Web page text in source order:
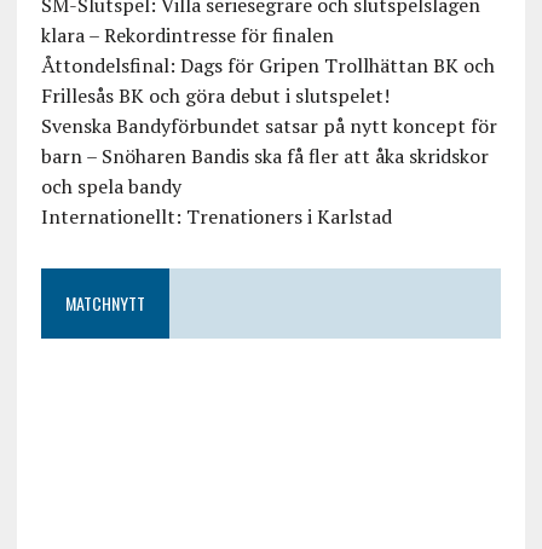
klara – Rekordintresse för finalen
Åttondelsfinal: Dags för Gripen Trollhättan BK och
Frillesås BK och göra debut i slutspelet!
Svenska Bandyförbundet satsar på nytt koncept för
barn – Snöharen Bandis ska få fler att åka skridskor
och spela bandy
Internationellt: Trenationers i Karlstad
MATCHNYTT